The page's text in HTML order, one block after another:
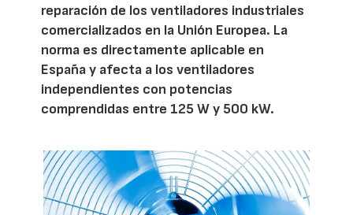
reparación de los ventiladores industriales
comercializados en la Unión Europea. La
norma es directamente aplicable en
España y afecta a los ventiladores
independientes con potencias
comprendidas entre 125 W y 500 kW.